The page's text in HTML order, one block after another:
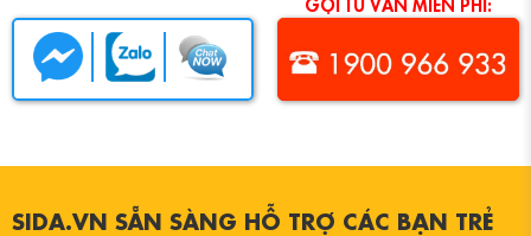
SIDA.VN SẴN SÀNG HỖ TRỢ CÁC BẠN TRẺ